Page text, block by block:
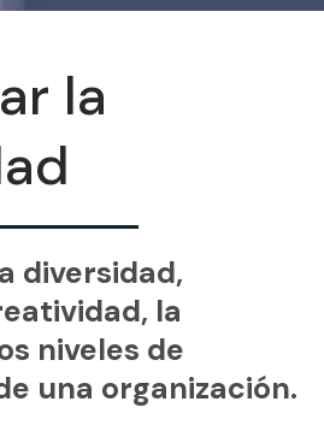
la
diversidad,
la
niveles de
una organización.